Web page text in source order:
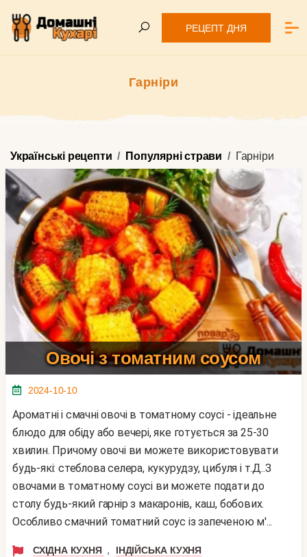
РЕЦЕПТ ДНЯ
Гарніри
Українські рецепти Популярні страви Гарніри
Овочі з томатним соусом
2024-10-10
Ароматні і смачні овочі в томатному соусі - ідеальне
блюдо для обіду або вечері, яке готується за 25-30
хвилин. Причому овочі ви можете використовувати
будь-які: стеблова селера, кукурудзу, цибуля і т.Д..З
овочами в томатному соусі ви можете подати до
столу будь-який гарнір з макаронів, каш, бобових.
Особливо смачний томатний соус із запеченою м'...
СХІДНА КУХНЯ ,
ІНДІЙСЬКА КУХНЯ